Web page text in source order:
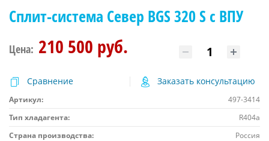
Сплит-система Север BGS 320 S с ВПУ
Цена: 210 500 руб.
Сравнение Заказать консультацию
Артикул:
497-3414
Тип хладагента:
R404a
Страна производства:
Россия